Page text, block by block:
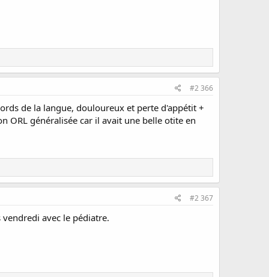
#2 366
de la langue, douloureux et perte d'appétit +
ORL généralisée car il avait une belle otite en
#2 367
vendredi avec le pédiatre.